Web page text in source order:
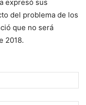
expresó sus
del problema de los
que no será
2018.